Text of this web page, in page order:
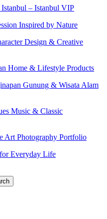
– Istanbul VIP
Inspired by Nature
Design & Creative
Home & Lifestyle Products
Gunung & Wisata Alam
Music & Classic
Art Photography Portfolio
Everyday Life